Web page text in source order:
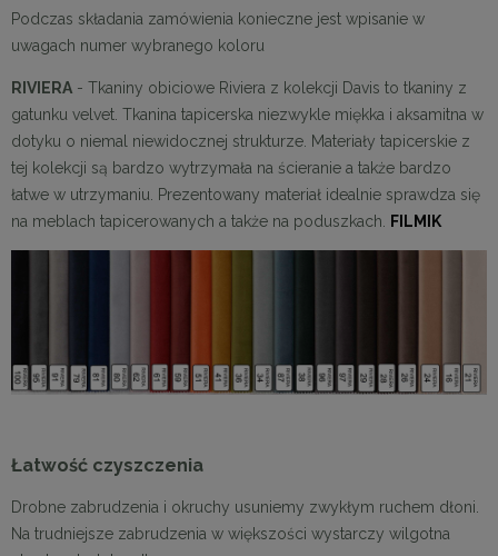
Podczas składania zamówienia konieczne jest wpisanie w
uwagach numer wybranego koloru
RIVIERA - Tkaniny obiciowe Riviera z kolekcji Davis to tkaniny z
gatunku velvet. Tkanina tapicerska niezwykle miękka i aksamitna w
dotyku o niemal niewidocznej strukturze. Materiały tapicerskie z
tej kolekcji są bardzo wytrzymała na ścieranie a także bardzo
łatwe w utrzymaniu. Prezentowany materiał idealnie sprawdza się
na meblach tapicerowanych a także na poduszkach. FILMIK
Łatwość czyszczenia
Drobne zabrudzenia i okruchy usuniemy zwykłym ruchem dłoni.
Na trudniejsze zabrudzenia w większości wystarczy wilgotna